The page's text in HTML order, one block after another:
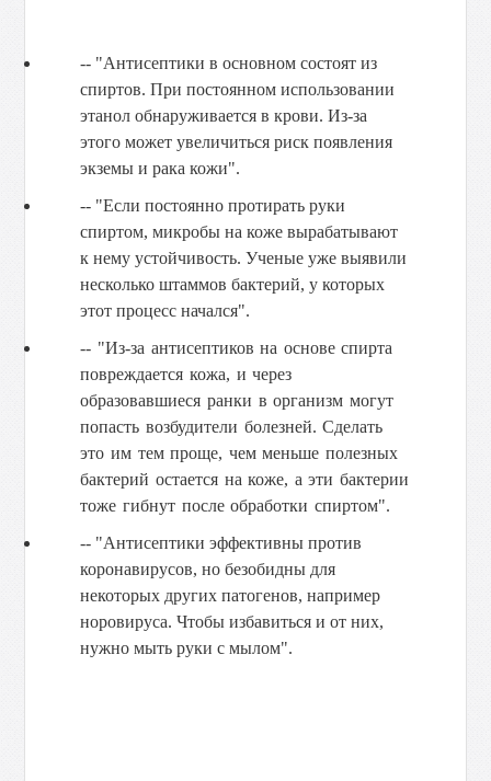
-- "Антисептики в основном состоят из
спиртов. При постоянном использовании
этанол обнаруживается в крови. Из-за
этого может увеличиться риск появления
экземы и рака кожи".
-- "Если постоянно протирать руки
спиртом, микробы на коже вырабатывают
к нему устойчивость. Ученые уже выявили
несколько штаммов бактерий, у которых
этот процесс начался".
-- "Из-за антисептиков на основе спирта
повреждается кожа, и через
образовавшиеся ранки в организм могут
попасть возбудители болезней. Сделать
это им тем проще, чем меньше полезных
бактерий остается на коже, а эти бактерии
тоже гибнут после обработки спиртом".
-- "Антисептики эффективны против
коронавирусов, но безобидны для
некоторых других патогенов, например
норовируса. Чтобы избавиться и от них,
нужно мыть руки с мылом".